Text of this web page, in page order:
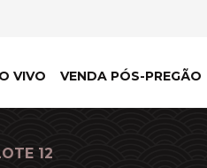
VIVO VENDA PÓS-PREGÃO
12